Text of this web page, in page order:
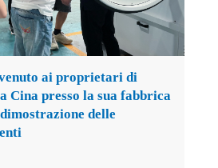
ai proprietari di
Cina presso la sua fabbrica
delle